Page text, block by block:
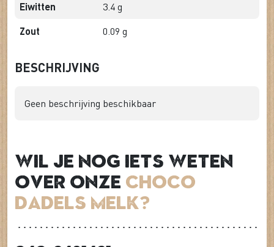
Eiwitten 3.4 g
Zout 0.09 g
BESCHRIJVING
Geen beschrijving beschikbaar
Wil je nog iets weten
over onze Choco
Dadels Melk?